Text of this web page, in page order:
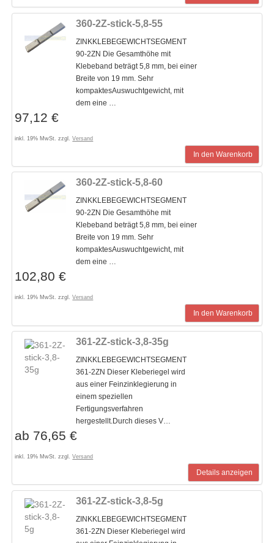
360-2Z-stick-5,8-55
ZINKKLEBEGEWICHTSEGMENT
90-2ZN Die Gesamthöhe mit
Klebeband beträgt 5,8 mm, bei einer
Breite von 19 mm. Sehr
kompaktesAuswuchtgewicht, mit
dem eine …
97,12 €
inkl. 19% MwSt. zzgl.Versand
In den Warenkorb
360-2Z-stick-5,8-60
ZINKKLEBEGEWICHTSEGMENT
90-2ZN Die Gesamthöhe mit
Klebeband beträgt 5,8 mm, bei einer
Breite von 19 mm. Sehr
kompaktesAuswuchtgewicht, mit
dem eine …
102,80 €
inkl. 19% MwSt. zzgl.Versand
In den Warenkorb
361-2Z-stick-3,8-35g
ZINKKLEBEGEWICHTSEGMENT
361-2ZN Dieser Kleberiegel wird
aus einer Feinzinklegierung in
einem speziellen
Fertigungsverfahren
hergestellt.Durch dieses V…
ab 76,65 €
inkl. 19% MwSt. zzgl.Versand
Details anzeigen
361-2Z-stick-3,8-5g
ZINKKLEBEGEWICHTSEGMENT
361-2ZN Dieser Kleberiegel wird